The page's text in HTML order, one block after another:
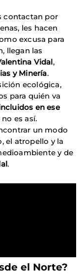
contactan por
les hacen
excusa para
llegan las
Vidal,
y Minería.
ecológica,
para quién va
en ese
es así.
un modo
el atropello y la
y de
.
el Norte?